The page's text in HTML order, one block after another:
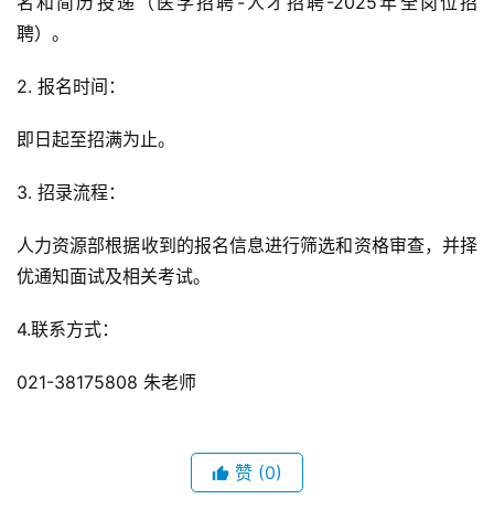
聘）。
2. 报名时间：
即日起至招满为止。
3. 招录流程：
人力资源部根据收到的报名信息进行筛选和资格审查，并择
优通知面试及相关考试。
4.联系方式：
021-38175808 朱老师
赞 (0)